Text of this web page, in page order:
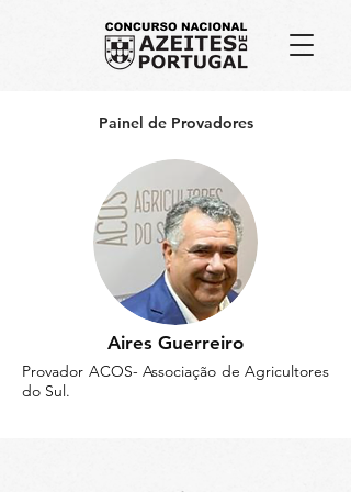
Painel de Provadores
Aires Guerreiro
Provador ACOS- Associação de Agricultores
do Sul.